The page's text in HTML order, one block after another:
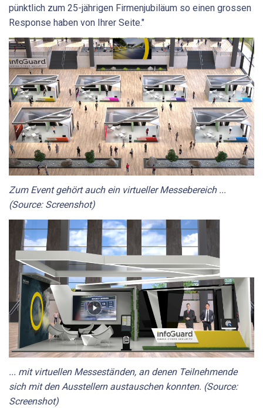
pünktlich zum 25-jährigen Firmenjubiläum so einen grossen
Response haben von Ihrer Seite."
Zum Event gehört auch ein virtueller Messebereich ...
(Source: Screenshot)
... mit virtuellen Messeständen, an denen Teilnehmende
sich mit den Ausstellern austauschen konnten. (Source:
Screenshot)